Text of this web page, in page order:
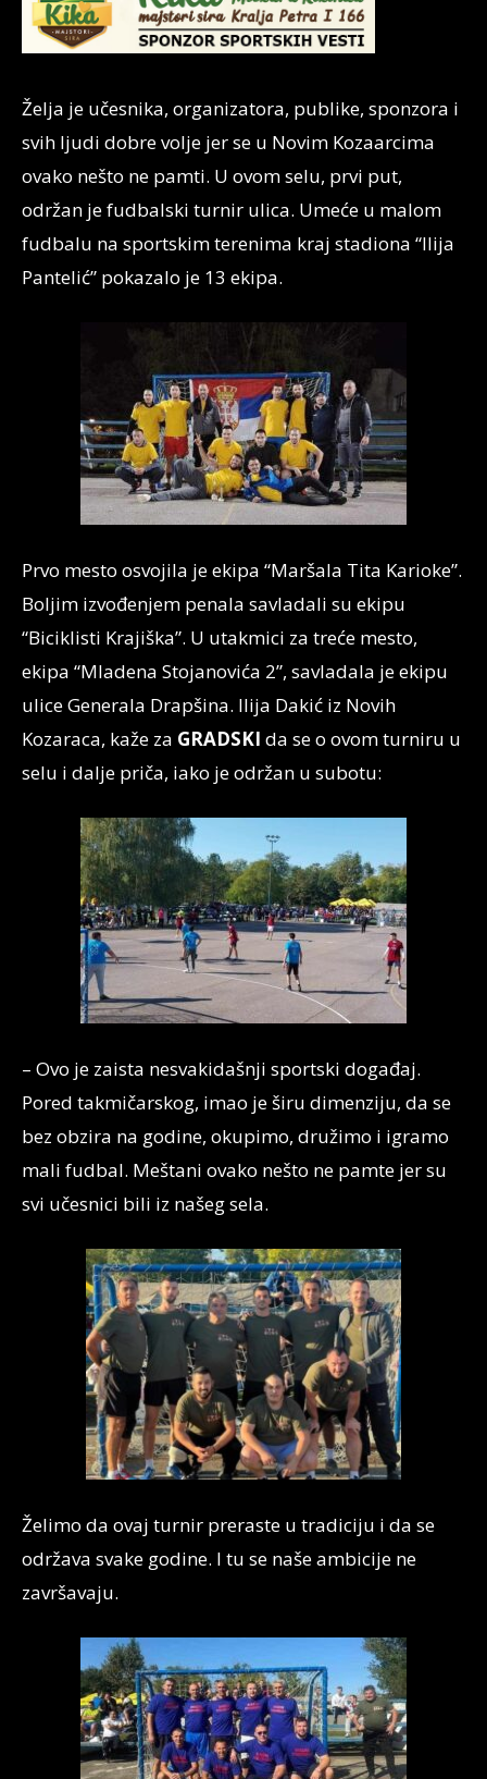
Želja je učesnika, organizatora, publike, sponzora i
svih ljudi dobre volje jer se u Novim Kozaarcima
ovako nešto ne pamti. U ovom selu, prvi put,
održan je fudbalski turnir ulica. Umeće u malom
fudbalu na sportskim terenima kraj stadiona “Ilija
Pantelić” pokazalo je 13 ekipa.
Prvo mesto osvojila je ekipa “Maršala Tita Karioke”.
Boljim izvođenjem penala savladali su ekipu
“Biciklisti Krajiška”. U utakmici za treće mesto,
ekipa “Mladena Stojanovića 2”, savladala je ekipu
ulice Generala Drapšina. Ilija Dakić iz Novih
Kozaraca, kaže za GRADSKI da se o ovom turniru u
selu i dalje priča, iako je održan u subotu:
– Ovo je zaista nesvakidašnji sportski događaj.
Pored takmičarskog, imao je širu dimenziju, da se
bez obzira na godine, okupimo, družimo i igramo
mali fudbal. Meštani ovako nešto ne pamte jer su
svi učesnici bili iz našeg sela.
Želimo da ovaj turnir preraste u tradiciju i da se
održava svake godine. I tu se naše ambicije ne
završavaju.